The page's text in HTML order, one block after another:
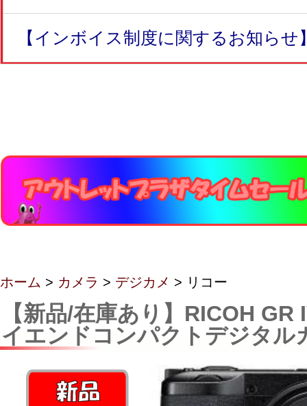
【インボイス制度に関するお知らせ
ホーム > カメラ > デジカメ > リコー
【新品/在庫あり】RICOH GR
イエンドコンパクトデジタル